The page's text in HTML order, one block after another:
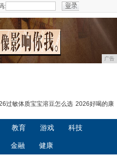
:
广告
过敏体质宝宝溶豆怎么选 2026好喝的康
教育 游戏 科技
金融 健康